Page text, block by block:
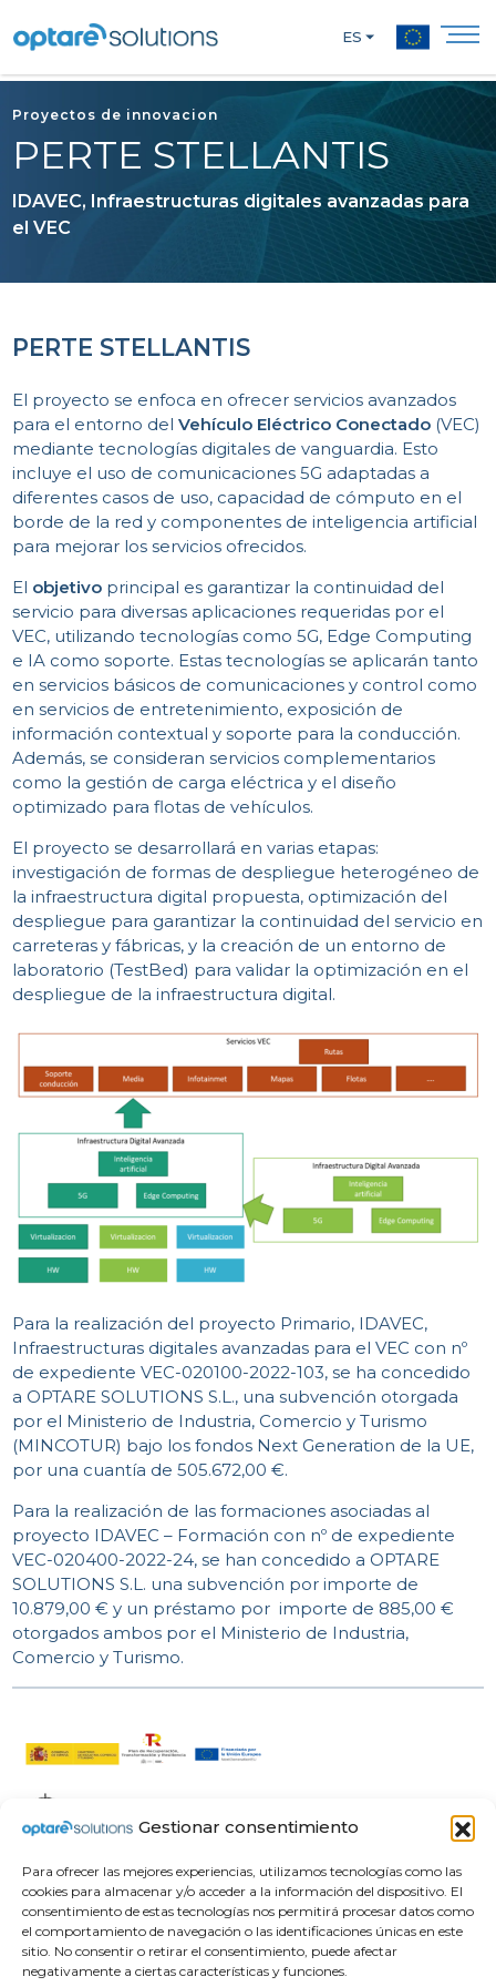
Gestionar consentimiento
Para ofrecer las mejores experiencias, utilizamos tecnologías como las
cookies para almacenar y/o acceder a la información del dispositivo. El
consentimiento de estas tecnologías nos permitirá procesar datos como
el comportamiento de navegación o las identificaciones únicas en este
sitio. No consentir o retirar el consentimiento, puede afectar
negativamente a ciertas características y funciones.
ES
Proyectos de innovacion
PERTE STELLANTIS
IDAVEC, Infraestructuras digitales avanzadas para
el VEC
PERTE STELLANTIS
El proyecto se enfoca en ofrecer servicios avanzados
para el entorno del Vehículo Eléctrico Conectado (VEC)
mediante tecnologías digitales de vanguardia. Esto
incluye el uso de comunicaciones 5G adaptadas a
diferentes casos de uso, capacidad de cómputo en el
borde de la red y componentes de inteligencia artificial
para mejorar los servicios ofrecidos.
El objetivo principal es garantizar la continuidad del
servicio para diversas aplicaciones requeridas por el
VEC, utilizando tecnologías como 5G, Edge Computing
e IA como soporte. Estas tecnologías se aplicarán tanto
en servicios básicos de comunicaciones y control como
en servicios de entretenimiento, exposición de
información contextual y soporte para la conducción.
Además, se consideran servicios complementarios
como la gestión de carga eléctrica y el diseño
optimizado para flotas de vehículos.
El proyecto se desarrollará en varias etapas:
investigación de formas de despliegue heterogéneo de
la infraestructura digital propuesta, optimización del
despliegue para garantizar la continuidad del servicio en
carreteras y fábricas, y la creación de un entorno de
laboratorio (TestBed) para validar la optimización en el
despliegue de la infraestructura digital.
Para la realización del proyecto Primario, IDAVEC,
Infraestructuras digitales avanzadas para el VEC con nº
de expediente VEC-020100-2022-103, se ha concedido
a OPTARE SOLUTIONS S.L., una subvención otorgada
por el Ministerio de Industria, Comercio y Turismo
(MINCOTUR) bajo los fondos Next Generation de la UE,
por una cuantía de 505.672,00 €.
Para la realización de las formaciones asociadas al
proyecto IDAVEC – Formación con nº de expediente
VEC-020400-2022-24, se han concedido a OPTARE
SOLUTIONS S.L. una subvención por importe de
10.879,00 € y un préstamo por importe de 885,00 €
otorgados ambos por el Ministerio de Industria,
Comercio y Turismo.